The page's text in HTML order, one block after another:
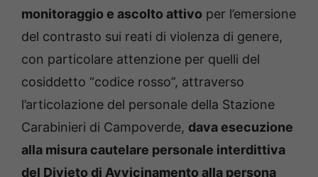
monitoraggio e ascolto attivo per l’emersione
del contrasto sui reati di violenza di genere,
con particolare attenzione per quelli del
cosiddetto “codice rosso”, attraverso
l’articolazione del personale della Stazione
Carabinieri di Campoverde, dava esecuzione
alla misura cautelare personale interdittiva
del Divieto di Avvicinamento alla persona